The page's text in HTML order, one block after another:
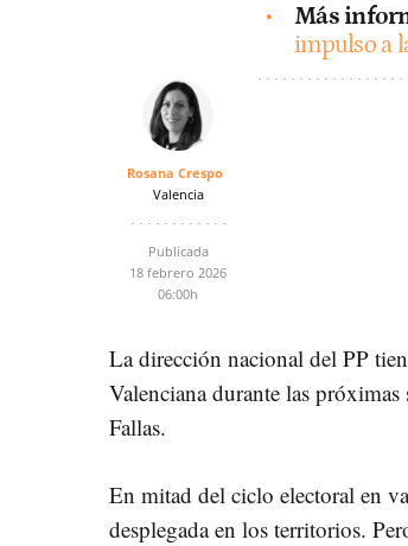
Más
impulso a
Rosana Crespo
Valencia
Publicada
18 febrero 2026
06:00h
La dirección nacional del PP
Valenciana durante las
Fallas.
En mitad del ciclo electoral en
desplegada en los territorios.